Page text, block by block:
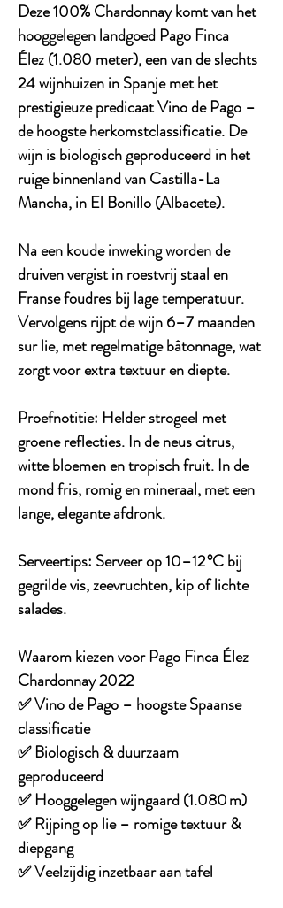
Deze 100% Chardonnay komt van het
hooggelegen landgoed Pago Finca
Élez (1.080 meter), een van de slechts
24 wijnhuizen in Spanje met het
prestigieuze predicaat Vino de Pago –
de hoogste herkomstclassificatie. De
wijn is biologisch geproduceerd in het
ruige binnenland van Castilla-La
Mancha, in El Bonillo (Albacete).
Na een koude inweking worden de
druiven vergist in roestvrij staal en
Franse foudres bij lage temperatuur.
Vervolgens rijpt de wijn 6–7 maanden
sur lie, met regelmatige bâtonnage, wat
zorgt voor extra textuur en diepte.
Proefnotitie: Helder strogeel met
groene reflecties. In de neus citrus,
witte bloemen en tropisch fruit. In de
mond fris, romig en mineraal, met een
lange, elegante afdronk.
Serveertips: Serveer op 10–12 °C bij
gegrilde vis, zeevruchten, kip of lichte
salades.
Waarom kiezen voor Pago Finca Élez
Chardonnay 2022
✅ Vino de Pago – hoogste Spaanse
classificatie
✅ Biologisch & duurzaam
geproduceerd
✅ Hooggelegen wijngaard (1.080 m)
✅ Rijping op lie – romige textuur &
diepgang
✅ Veelzijdig inzetbaar aan tafel